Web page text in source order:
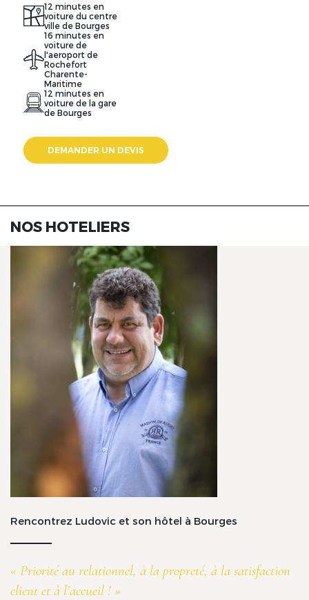
12 minutes en
voiture du centre
ville de Bourges
16 minutes en
voiture de
l'aeroport de
Rochefort
Charente-
Maritime
12 minutes en
voiture de la gare
de Bourges
DEMANDER UN DEVIS
NOS HOTELIERS
Rencontrez Ludovic et son hôtel à Bourges
« Priorité au relationnel, à la propreté, à la satisfaction
client et à l’accueil ! »